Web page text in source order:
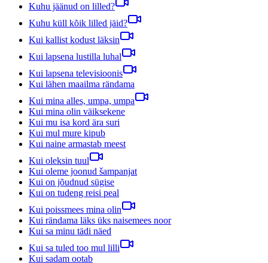
Kuhu jäänud on lilled?
Kuhu küll kõik lilled jäid?
Kui kallist kodust läksin
Kui lapsena lustilla luhal
Kui lapsena televisioonis
Kui lähen maailma rändama
Kui mina alles, umpa, umpa
Kui mina olin väiksekene
Kui mu isa kord ära suri
Kui mul mure kipub
Kui naine armastab meest
Kui oleksin tuul
Kui oleme joonud šampanjat
Kui on jõudnud sügise
Kui on tudeng reisi peal
Kui poissmees mina olin
Kui rändama läks üks naisemees noor
Kui sa minu tädi näed
Kui sa tuled too mul lilli
Kui sadam ootab